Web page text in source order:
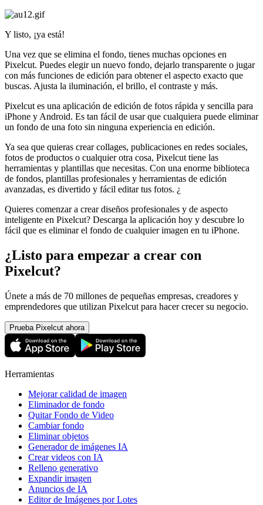
Y listo, ¡ya está!
Una vez que se elimina el fondo, tienes muchas opciones en
Pixelcut. Puedes elegir un nuevo fondo, dejarlo transparente o jugar
con más funciones de edición para obtener el aspecto exacto que
buscas. Ajusta la iluminación, el brillo, el contraste y más.
Pixelcut es una aplicación de edición de fotos rápida y sencilla para
iPhone y Android. Es tan fácil de usar que cualquiera puede eliminar
un fondo de una foto sin ninguna experiencia en edición.
Ya sea que quieras crear collages, publicaciones en redes sociales,
fotos de productos o cualquier otra cosa, Pixelcut tiene las
herramientas y plantillas que necesitas. Con una enorme biblioteca
de fondos, plantillas profesionales y herramientas de edición
avanzadas, es divertido y fácil editar tus fotos. ¿
Quieres comenzar a crear diseños profesionales y de aspecto
inteligente en Pixelcut? Descarga la aplicación hoy y descubre lo
fácil que es eliminar el fondo de cualquier imagen en tu iPhone.
¿Listo para empezar a crear con
Pixelcut?
Únete a más de 70 millones de pequeñas empresas, creadores y
emprendedores que utilizan Pixelcut para hacer crecer su negocio.
Prueba Pixelcut ahora
Herramientas
Mejorar calidad de imagen
Eliminador de fondo
Quitar Fondo de Video
Cambiar fondo
Eliminar objetos
Generador de imágenes IA
Crear videos con IA
Relleno generativo
Expandir imagen
Anuncios de IA
Editor de Imágenes por Lotes